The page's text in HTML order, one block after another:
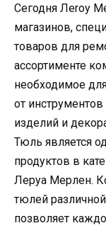
Сегодня Лeroy
магазинов,
товаров для
ассортименте
необходимое
от
изделий и
Тюль является
продуктов в
Леруа Мерлен.
тюлей
позволяет